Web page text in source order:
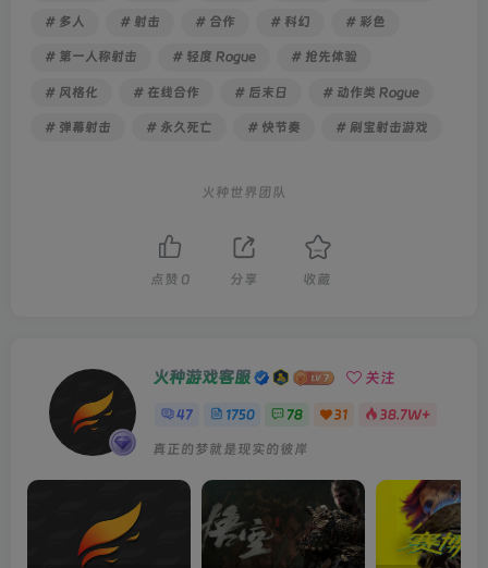
# 多人 # 射击 # 合作 # 科幻 # 彩色
# 第一人称射击 # 轻度 Rogue # 抢先体验
# 风格化 # 在线合作 # 后末日 # 动作类 Rogue
# 弹幕射击 # 永久死亡 # 快节奏 # 刷宝射击游戏
火种世界团队
点赞 0 分享 收藏
火种游戏客服 关注
47 1750 78 31 38.7W+
真正的梦就是现实的彼岸